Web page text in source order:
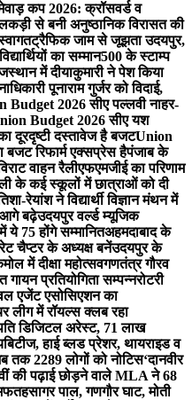
कप 2026: क्रॉसवर्ड व
से बनी अनुष्ठानिक विरासत की
ट्रैफिक जाम से जूझता उदयपुर,
का सम्मान500 के स्टाम्प
में दीयाकुमारी ने पेश किया
पूनाराम गुर्जर को विदाई,
Budget 2026 सीए पल्लवी नाहर-
Budget 2026 सीए यश
दूरदृष्टी दस्तावेज है बजटUnion
रिफार्म एक्सप्रेस हैपंजाब के
वाहन रैलीएफएमजीई का परिणाम
के कई स्कूलों में छात्राओं को दी
रेयांश ने विद्यार्थी विज्ञान मंथन में
आगे बढ़ेउदयपुर वर्ल्ड म्यूजिक
ये 75 होंगे सम्मानितअहमदाबाद के
चैप्टर के अध्यक्ष बनेंउदयपुर के
में दीक्षा महोत्सवगणतंत्र गौरव
प्रतियोगिता सम्पन्नरोटरी
एजेंट एसोसिएशन का
लीग में रॉयल्स क्लब रहा
डिजिटल अरेस्ट, 71 लाख
हाई ब्लड प्रेशर, थायराइड व
तक 2289 लोगों को नोटिस‘दानवीर
की पढ़ाई छोड़ने वाले MLA ने 68
फतहसागर पाल, गणगौर घाट, मोती